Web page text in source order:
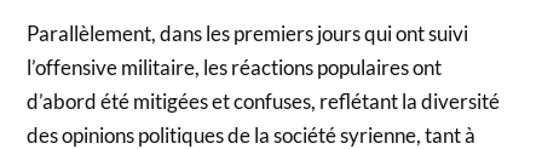
Parallèlement, dans les premiers jours qui ont suivi
l’offensive militaire, les réactions populaires ont
d’abord été mitigées et confuses, reflétant la diversité
des opinions politiques de la société syrienne, tant à